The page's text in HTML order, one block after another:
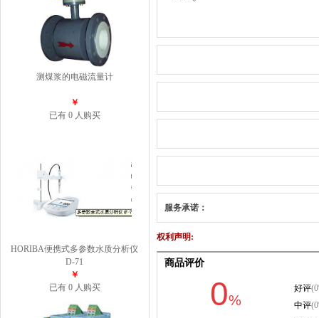
测煤浆的电磁流量计
￥
已有 0 人购买
HORIBA便携式多参数水质分析仪
D-71
￥
已有 0 人购买
服务承诺：
权利声明: